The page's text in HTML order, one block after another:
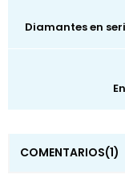
Diamantes en
COMENTARIOS(1)